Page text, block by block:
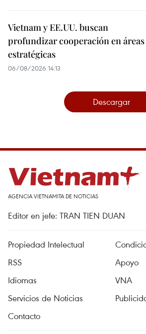
Vietnam y EE.UU. buscan
profundizar cooperación en áreas
estratégicas
06/08/2026 14:13
Descargar
AGENCIA VIETNAMITA DE NOTICIAS
Editor en jefe: TRAN TIEN DUAN
Propiedad Intelectual
RSS
Apoyo
Idiomas
VNA
Servicios de Noticias
Contacto